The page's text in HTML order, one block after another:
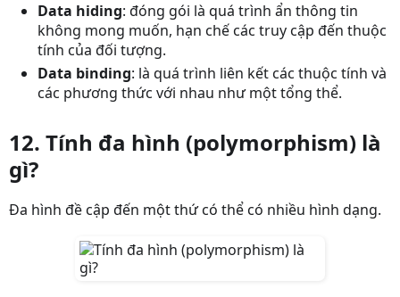
Data hiding: đóng gói là quá trình ẩn thông tin
không mong muốn, hạn chế các truy cập đến thuộc
tính của đối tượng.
Data binding: là quá trình liên kết các thuộc tính và
các phương thức với nhau như một tổng thể.
12. Tính đa hình (polymorphism) là
gì?
Đa hình đề cập đến một thứ có thể có nhiều hình dạng.